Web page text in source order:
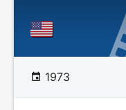
1973